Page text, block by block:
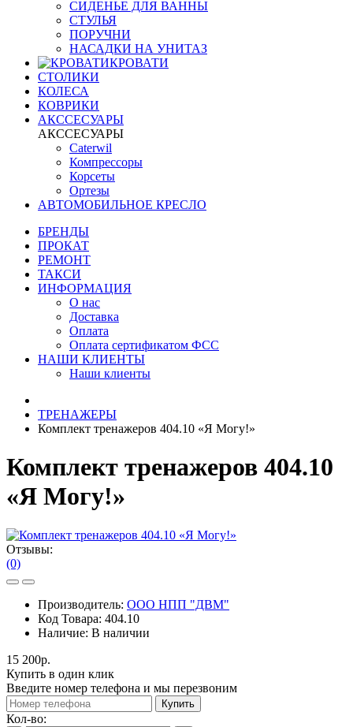
СИДЕНЬЕ ДЛЯ ВАННЫ
СТУЛЬЯ
ПОРУЧНИ
НАСАДКИ НА УНИТАЗ
КРОВАТИ
СТОЛИКИ
КОЛЕСА
КОВРИКИ
АКССЕСУАРЫ
АКССЕСУАРЫ
Caterwil
Компрессоры
Корсеты
Ортезы
АВТОМОБИЛЬНОЕ КРЕСЛО
БРЕНДЫ
ПРОКАТ
РЕМОНТ
ТАКСИ
ИНФОРМАЦИЯ
О нас
Доставка
Оплата
Оплата сертификатом ФСС
НАШИ КЛИЕНТЫ
Наши клиенты
ТРЕНАЖЕРЫ
Комплект тренажеров 404.10 «Я Могу!»
Комплект тренажеров 404.10
«Я Могу!»
Отзывы:
(0)
Производитель: ООО НПП "ДВМ"
Код Товара: 404.10
Наличие: В наличии
15 200р.
Купить в один клик
Введите номер телефона и мы перезвоним
Купить
Кол-во: